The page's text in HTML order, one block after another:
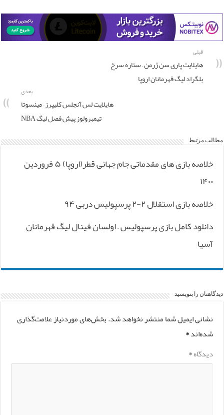
قبلی
هایلایت پاری سن ژرمن – ستاره سرخ
بلگراد لیگ قهرمانان اروپا
بعدی
هایلایت لس آنجلس کلیپرز – مینسوتا
تیمبرولوز پیش فصل لیگ NBA
مطالب مرتبط
خلاصه بازی های مقدماتی جام جهانی قطر(اروپا) ۵ فروردین
۱۴۰۰
خلاصه بازی استقلال ۲-۲ پرسپولیس دربی ۹۴
دانلود کامل بازی پرسپولیس – اولسان فینال لیگ قهرمانان
آسیا
دیدگاهتان را بنویسید
نشانی ایمیل شما منتشر نخواهد شد.بخش‌های موردنیاز علامت‌گذاری
شده‌اند*
دیدگاه*